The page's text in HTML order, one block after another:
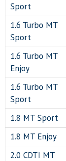
Sport
1.6 Turbo MT
Sport
1.6 Turbo MT
Enjoy
1.6 Turbo MT
Sport
1.8 MT Sport
1.8 MT Enjoy
2.0 CDTI MT